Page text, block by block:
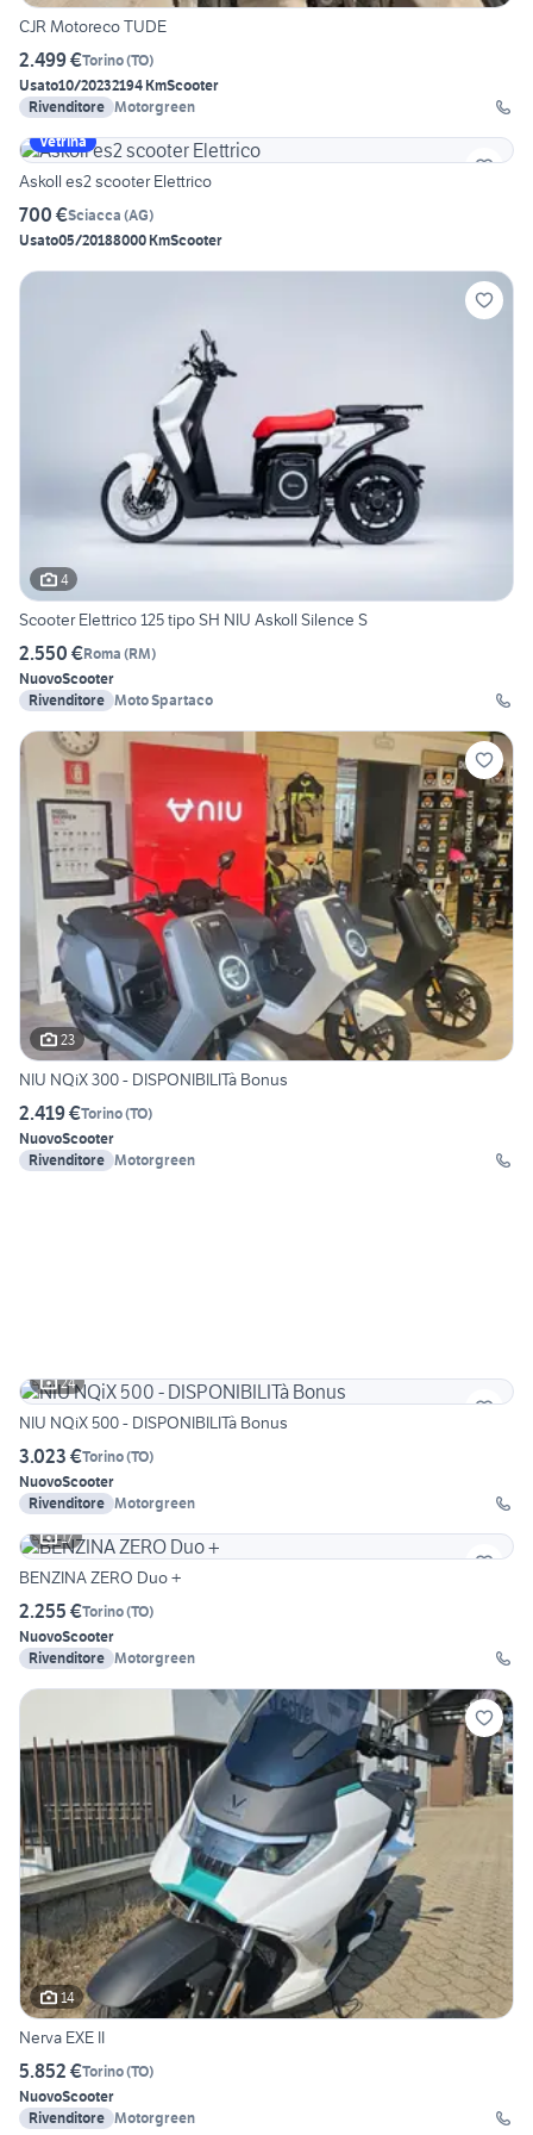
CJR Motoreco TUDE
2.499 €Torino(TO)
Usato10/20232194 KmScooter
Rivenditore Motorgreen
Vetrina
Askoll es2 scooter Elettrico
700 €Sciacca (AG)
Usato05/20188000 KmScooter
4
Scooter Elettrico 125 tipo SH NIU Askoll Silence S
2.550 €Roma (RM)
NuovoScooter
Rivenditore Moto Spartaco
23
NIU NQiX 300 - DISPONIBILITà Bonus
2.419 €Torino(TO)
NuovoScooter
Rivenditore Motorgreen
24
NIU NQiX 500 - DISPONIBILITà Bonus
3.023 €Torino(TO)
NuovoScooter
Rivenditore Motorgreen
17
BENZINA ZERO Duo +
2.255 €Torino(TO)
NuovoScooter
Rivenditore Motorgreen
14
Nerva EXE II
5.852 €Torino(TO)
NuovoScooter
Rivenditore Motorgreen